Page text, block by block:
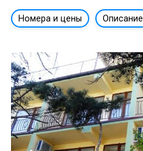
Номера и цены Описание